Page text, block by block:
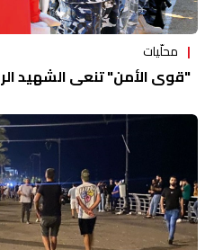
محلّيات
"قوى الأمن" تنعى الشهيد